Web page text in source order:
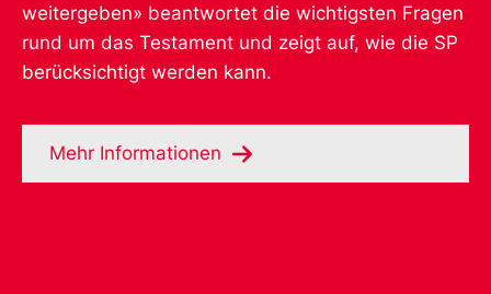
weitergeben» beantwortet die wichtigsten Fragen
rund um das Testament und zeigt auf, wie die SP
berücksichtigt werden kann.
Mehr Informationen